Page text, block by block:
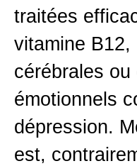
traitées
vitamine
cérébrales
émotionnels
dépression.
est,